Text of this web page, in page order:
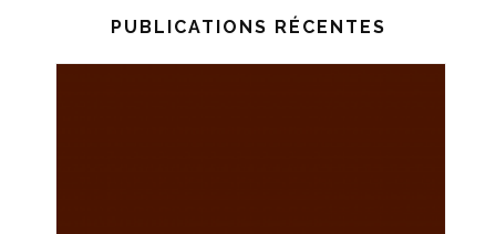
PUBLICATIONS RÉCENTES